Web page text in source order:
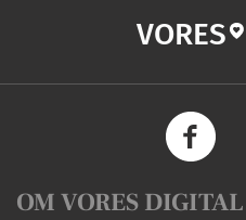
VORES
OM VORES DIGITAL